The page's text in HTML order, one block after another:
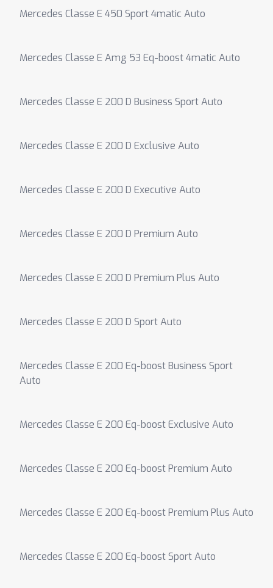
Mercedes Classe E 450 Sport 4matic Auto
Mercedes Classe E Amg 53 Eq-boost 4matic Auto
Mercedes Classe E 200 D Business Sport Auto
Mercedes Classe E 200 D Exclusive Auto
Mercedes Classe E 200 D Executive Auto
Mercedes Classe E 200 D Premium Auto
Mercedes Classe E 200 D Premium Plus Auto
Mercedes Classe E 200 D Sport Auto
Mercedes Classe E 200 Eq-boost Business Sport
Auto
Mercedes Classe E 200 Eq-boost Exclusive Auto
Mercedes Classe E 200 Eq-boost Premium Auto
Mercedes Classe E 200 Eq-boost Premium Plus Auto
Mercedes Classe E 200 Eq-boost Sport Auto